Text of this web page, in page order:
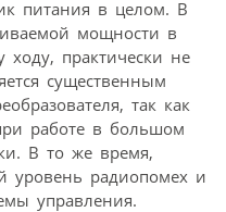
питания в целом. В
мощности в
ходу, практически не
существенным
так как
работе в большом
В то же время,
уровень радиопомех и
управления.